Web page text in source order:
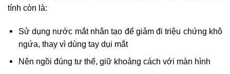
tính còn là:
Sử dụng nước mắt nhân tạo để giảm đi triệu chứng khô
ngứa, thay vì dùng tay dụi mắt
Nên ngồi đúng tư thế, giữ khoảng cách với màn hình